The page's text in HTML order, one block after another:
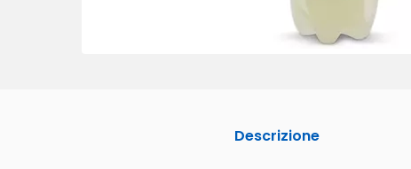
Descrizione